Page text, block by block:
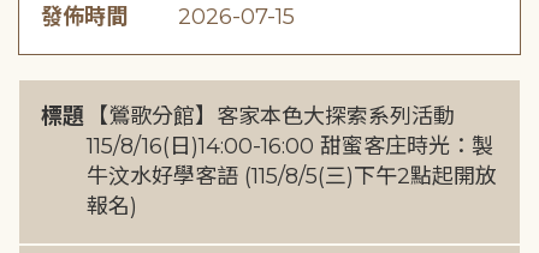
發佈時間 2026-07-15
標題 【鶯歌分館】客家本色大探索系列活動
115/8/16(日)14:00-16:00 甜蜜客庄時光：製
牛汶水好學客語 (115/8/5(三)下午2點起開放
報名)